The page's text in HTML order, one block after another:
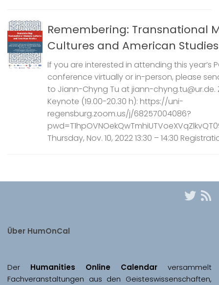
Remembering: Transnational
Cultures and American Studies
If you are interested in attending this year’s
conference virtually or in-person, please
to Jiann-Chyng Tu at jiann-chyng.tu@ur.de.
Keynote (19.00-20.30 h): https://uni-
regensburg.zoom.us/j/68257004086?
Thursday, Nov. 10, 2022 13:30 – 14:30
Über HumOnCal
Der Humanities Online Calendar versammelt
Fachveranstaltungen aus den Geisteswissenschaften,